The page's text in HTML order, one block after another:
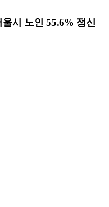
시 노인 55.6% 정신